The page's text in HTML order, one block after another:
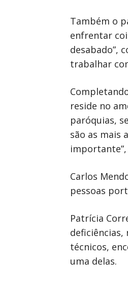
Também o
enfrentar
desabado”,
trabalhar
reside no
paróquias,
são as mais
Carlos
pessoas
Patrícia
deficiências,
técnicos,
uma delas.